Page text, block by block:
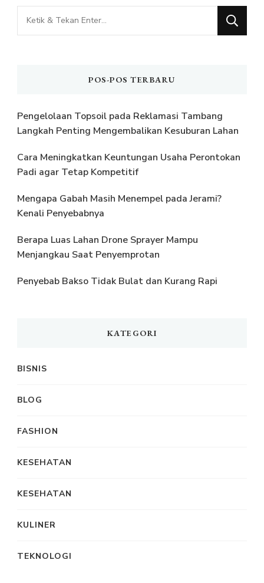
Mencari
Sesuatu?
POS-POS TERBARU
Pengelolaan Topsoil pada Reklamasi Tambang
Langkah Penting Mengembalikan Kesuburan Lahan
Cara Meningkatkan Keuntungan Usaha Perontokan
Padi agar Tetap Kompetitif
Mengapa Gabah Masih Menempel pada Jerami?
Kenali Penyebabnya
Berapa Luas Lahan Drone Sprayer Mampu
Menjangkau Saat Penyemprotan
Penyebab Bakso Tidak Bulat dan Kurang Rapi
KATEGORI
BISNIS
BLOG
FASHION
KESEHATAN
KESEHATAN
KULINER
TEKNOLOGI